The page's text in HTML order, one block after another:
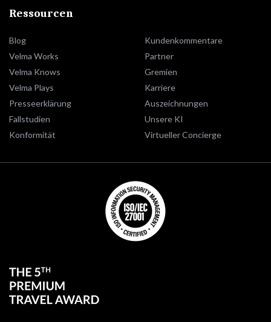
Ressourcen
Blog
Velma Works
Velma Knows
Velma Plays
Presseerklärung
Fallstudien
Konformität
Kundenkommentare
Partner
Gremien
Karriere
Auszeichnungen
Unsere KI
Virtueller Concierge